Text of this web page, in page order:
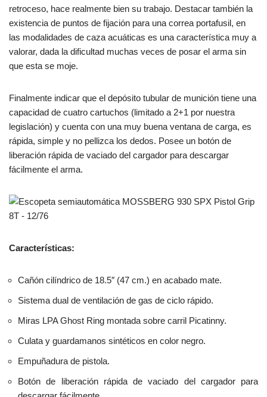
retroceso, hace realmente bien su trabajo. Destacar también la
existencia de puntos de fijación para una correa portafusil, en
las modalidades de caza acuáticas es una característica muy a
valorar, dada la dificultad muchas veces de posar el arma sin
que esta se moje.
Finalmente indicar que el depósito tubular de munición tiene una
capacidad de cuatro cartuchos (limitado a 2+1 por nuestra
legislación) y cuenta con una muy buena ventana de carga, es
rápida, simple y no pellizca los dedos. Posee un botón de
liberación rápida de vaciado del cargador para descargar
fácilmente el arma.
Características:
Cañón cilíndrico de 18.5″ (47 cm.) en acabado mate.
Sistema dual de ventilación de gas de ciclo rápido.
Miras LPA Ghost Ring montada sobre carril Picatinny.
Culata y guardamanos sintéticos en color negro.
Empuñadura de pistola.
Botón de liberación rápida de vaciado del cargador para